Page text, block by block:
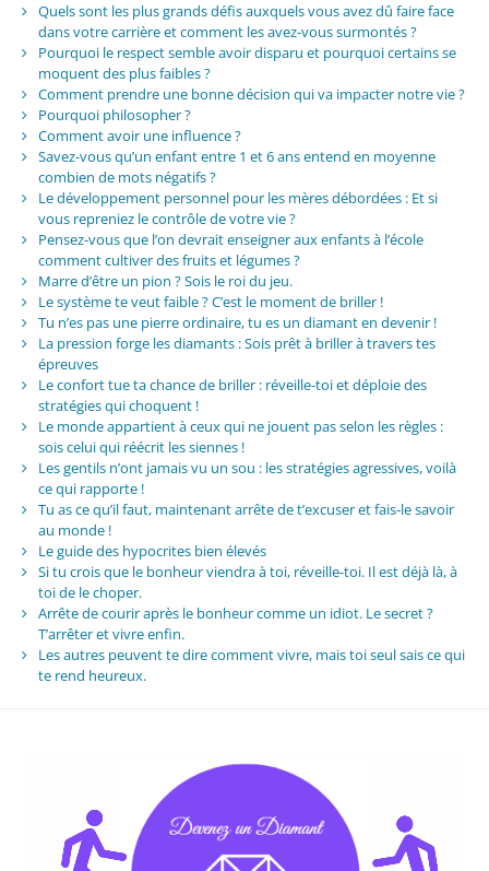
Quels sont les plus grands défis auxquels vous avez dû faire face
dans votre carrière et comment les avez-vous surmontés ?
Pourquoi le respect semble avoir disparu et pourquoi certains se
moquent des plus faibles ?
Comment prendre une bonne décision qui va impacter notre vie ?
Pourquoi philosopher ?
Comment avoir une influence ?
Savez-vous qu’un enfant entre 1 et 6 ans entend en moyenne
combien de mots négatifs ?
Le développement personnel pour les mères débordées : Et si
vous repreniez le contrôle de votre vie ?
Pensez-vous que l’on devrait enseigner aux enfants à l’école
comment cultiver des fruits et légumes ?
Marre d’être un pion ? Sois le roi du jeu.
Le système te veut faible ? C’est le moment de briller !
Tu n’es pas une pierre ordinaire, tu es un diamant en devenir !
La pression forge les diamants : Sois prêt à briller à travers tes
épreuves
Le confort tue ta chance de briller : réveille-toi et déploie des
stratégies qui choquent !
Le monde appartient à ceux qui ne jouent pas selon les règles :
sois celui qui réécrit les siennes !
Les gentils n’ont jamais vu un sou : les stratégies agressives, voilà
ce qui rapporte !
Tu as ce qu’il faut, maintenant arrête de t’excuser et fais-le savoir
au monde !
Le guide des hypocrites bien élevés
Si tu crois que le bonheur viendra à toi, réveille-toi. Il est déjà là, à
toi de le choper.
Arrête de courir après le bonheur comme un idiot. Le secret ?
T’arrêter et vivre enfin.
Les autres peuvent te dire comment vivre, mais toi seul sais ce qui
te rend heureux.